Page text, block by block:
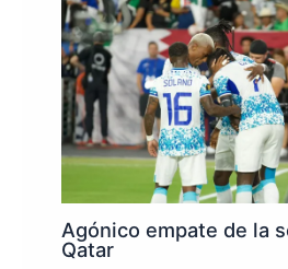
Agónico empate de la
Qatar